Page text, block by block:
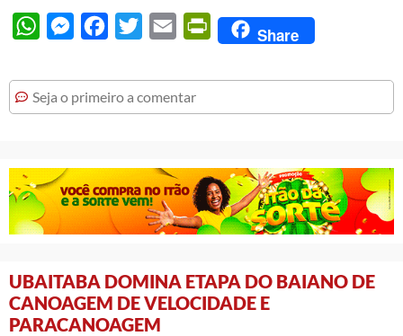
WhatsAppMessengerFacebook
Twitter Email PrintFriendly
Share
Seja o primeiro a comentar
UBAITABA DOMINA ETAPA DO BAIANO DE
CANOAGEM DE VELOCIDADE E
PARACANOAGEM